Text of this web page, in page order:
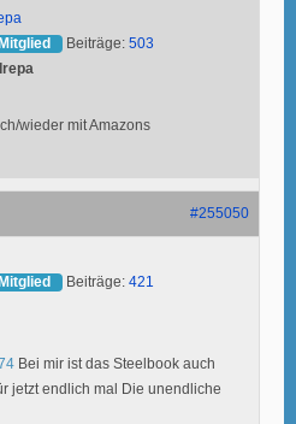
Beiträge: 503
wieder mit Amazons
#255050
Beiträge: 421
Bei mir ist das Steelbook auch
jetzt endlich mal Die unendliche